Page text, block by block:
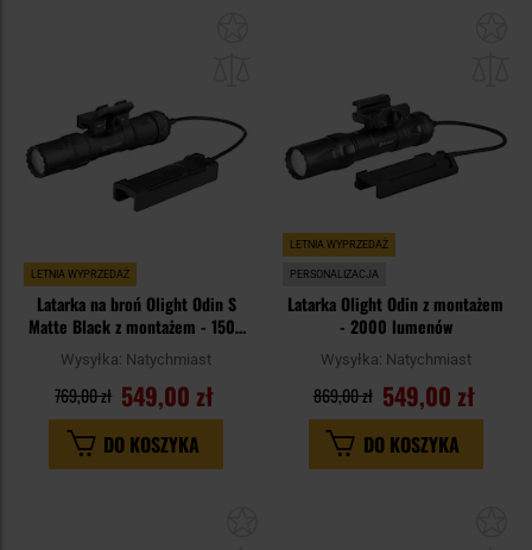
LETNIA WYPRZEDAŻ
Latarka na broń Olight Odin S
Matte Black z montażem - 1500
lumenów
Wysyłka: Natychmiast
549,00 zł
769,00 zł
DO KOSZYKA
LETNIA WYPRZEDAŻ
PERSONALIZACJA
Latarka Olight Odin z montażem
- 2000 lumenów
Wysyłka: Natychmiast
549,00 zł
869,00 zł
DO KOSZYKA